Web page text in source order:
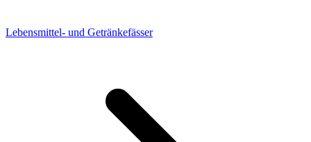
Lebensmittel- und Getränkefässer